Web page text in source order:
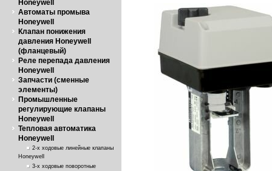
Honeywell
Автоматы промыва
Honeywell
Клапан понижения
давления Honeywell
(фланцевый)
Реле перепада давления
Honeywell
Запчасти (сменные
элементы)
Промышленные
регулирующие клапаны
Honeywell
Тепловая автоматика
Honeywell
2-х ходовые линейные клапаны
Honeywell
3-х ходовые поворотные